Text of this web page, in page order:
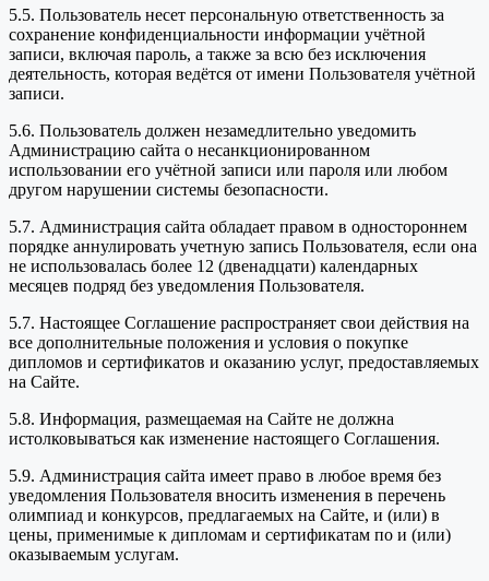
5.5. Пользователь несет персональную ответственность за
сохранение конфиденциальности информации учётной
записи, включая пароль, а также за всю без исключения
деятельность, которая ведётся от имени Пользователя учётной
записи.
5.6. Пользователь должен незамедлительно уведомить
Администрацию сайта о несанкционированном
использовании его учётной записи или пароля или любом
другом нарушении системы безопасности.
5.7. Администрация сайта обладает правом в одностороннем
порядке аннулировать учетную запись Пользователя, если она
не использовалась более 12 (двенадцати) календарных
месяцев подряд без уведомления Пользователя.
5.7. Настоящее Соглашение распространяет свои действия на
все дополнительные положения и условия о покупке
дипломов и сертификатов и оказанию услуг, предоставляемых
на Сайте.
5.8. Информация, размещаемая на Сайте не должна
истолковываться как изменение настоящего Соглашения.
5.9. Администрация сайта имеет право в любое время без
уведомления Пользователя вносить изменения в перечень
олимпиад и конкурсов, предлагаемых на Сайте, и (или) в
цены, применимые к дипломам и сертификатам по и (или)
оказываемым услугам.